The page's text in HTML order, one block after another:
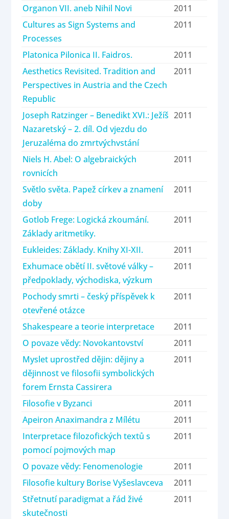
Organon VII. aneb Nihil Novi
2011
Cultures as Sign Systems and
Processes
2011
Platonica Pilonica II. Faidros.
2011
Aesthetics Revisited. Tradition and
Perspectives in Austria and the Czech
Republic
2011
Joseph Ratzinger – Benedikt XVI.: Ježíš
Nazaretský – 2. díl. Od vjezdu do
Jeruzaléma do zmrtvýchvstání
2011
Niels H. Abel: O algebraických
rovnicích
2011
Světlo světa. Papež církev a znamení
doby
2011
Gotlob Frege: Logická zkoumání.
Základy aritmetiky.
2011
Eukleides: Základy. Knihy XI-XII.
2011
Exhumace obětí II. světové války –
předpoklady, východiska, výzkum
2011
Pochody smrti – český příspěvek k
otevřené otázce
2011
Shakespeare a teorie interpretace
2011
O povaze vědy: Novokantovství
2011
Myslet uprostřed dějin: dějiny a
dějinnost ve filosofii symbolických
forem Ernsta Cassirera
2011
Filosofie v Byzanci
2011
Apeiron Anaximandra z Mílétu
2011
Interpretace filozofických textů s
pomocí pojmových map
2011
O povaze vědy: Fenomenologie
2011
Filosofie kultury Borise Vyšeslavceva
2011
Střetnutí paradigmat a řád živé
skutečnosti
2011